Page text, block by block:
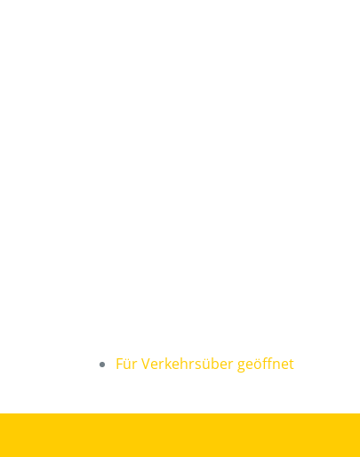
Für Verkehrsüber geöffnet